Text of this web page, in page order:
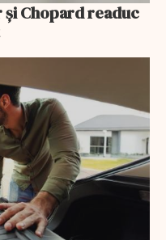
Chopard readuc